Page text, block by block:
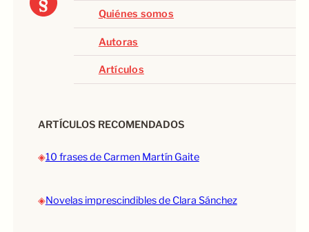
Quiénes somos
Autoras
Artículos
ARTÍCULOS RECOMENDADOS
◈10 frases de Carmen Martín Gaite
◈Novelas imprescindibles de Clara Sánchez